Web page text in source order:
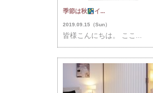
季節は秋 イ...
2019.09.15（Sun）
皆様こんにちは。 ここ...